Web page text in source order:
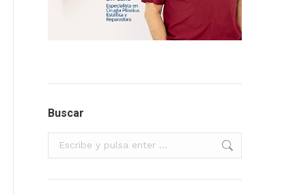
Buscar
Buscar: